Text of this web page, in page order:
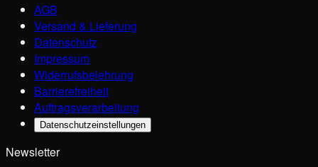
AGB
Versand & Lieferung
Datenschutz
Impressum
Widerrufsbelehrung
Barrierefreiheit
Auftragsverarbeitung
Datenschutzeinstellungen
Newsletter